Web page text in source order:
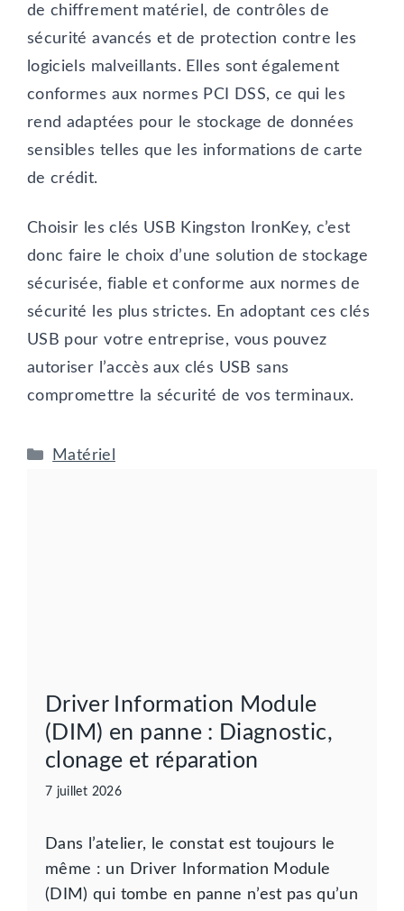
de chiffrement matériel, de contrôles de
sécurité avancés et de protection contre les
logiciels malveillants. Elles sont également
conformes aux normes PCI DSS, ce qui les
rend adaptées pour le stockage de données
sensibles telles que les informations de carte
de crédit.
Choisir les clés USB Kingston IronKey, c’est
donc faire le choix d’une solution de stockage
sécurisée, fiable et conforme aux normes de
sécurité les plus strictes. En adoptant ces clés
USB pour votre entreprise, vous pouvez
autoriser l’accès aux clés USB sans
compromettre la sécurité de vos terminaux.
Catégories
Matériel
Driver Information Module
(DIM) en panne : Diagnostic,
clonage et réparation
7 juillet 2026
Dans l’atelier, le constat est toujours le
même : un Driver Information Module
(DIM) qui tombe en panne n’est pas qu’un